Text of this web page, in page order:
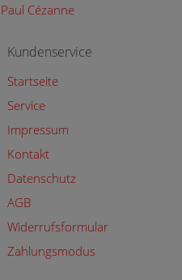
Paul Cézanne
Kundenservice
Startseite
Service
Impressum
Kontakt
Datenschutz
AGB
Widerrufsformular
Zahlungsmodus